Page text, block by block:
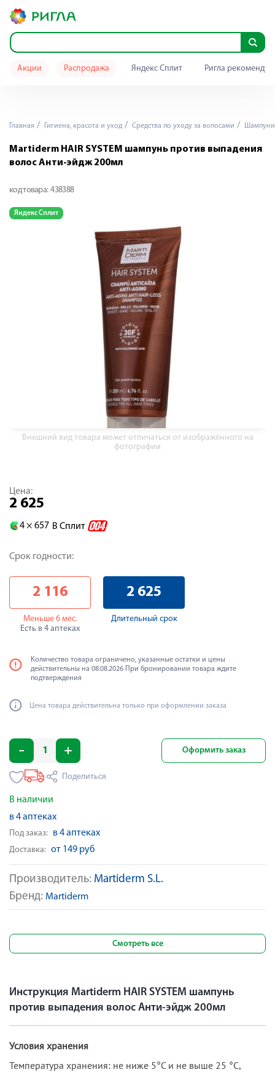
Акции Распродажа Яндекс Сплит Ригла
Главная Гигиена, красота и уход Средства по уходу за волосами Шампуни
Martiderm HAIR SYSTEM шампунь против выпадения
волос Анти-эйдж 200мл
код товара: 438388
Яндекс Сплит
Внешний вид товара может отличаться от изображённого на
фотографии
Производитель: Martiderm S.L.
Бренд: Martiderm
Цена:
2 625
4 × 657 В Сплит
Срок годности:
2 116
Меньше 6 мес.
Есть в 4 аптеках
2 625
Длительный срок
Количество товара ограничено, указанные остатки и цены
действительны на 08.08.2026 При бронировании товара ждите
подтверждения
Цена товара действительна только при оформлении заказа
Оформить заказ
Поделиться
В наличии
в 4 аптеках
Под заказ: в 4 аптеках
Доставка: от 149 руб
Смотреть все
Инструкция Martiderm HAIR SYSTEM шампунь
против выпадения волос Анти-эйдж 200мл
Условия хранения
Температура хранения: не ниже 5°С и не выше 25 °С,